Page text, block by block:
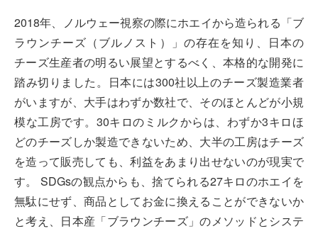
2018年、ノルウェー視察の際にホエイから造られる「ブ
ラウンチーズ（ブルノスト）」の存在を知り、日本の
チーズ生産者の明るい展望とするべく、本格的な開発に
踏み切りました。日本には300社以上のチーズ製造業者
がいますが、大手はわずか数社で、そのほとんどが小規
模な工房です。30キロのミルクからは、わずか3キロほ
どのチーズしか製造できないため、大半の工房はチーズ
を造って販売しても、利益をあまり出せないのが現実で
す。 SDGsの観点からも、捨てられる27キロのホエイを
無駄にせず、商品としてお金に換えることができないか
と考え、日本産「ブラウンチーズ」のメソッドとシステ